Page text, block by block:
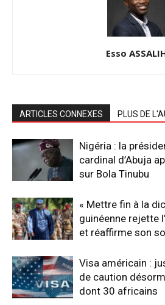
Esso
ARTICLES CONNEXES PLUS DE
Nigéria : la
cardinal d’Abuja
sur Bola Tinubu
« Mettre fin à la
guinéenne rejette
et réaffirme son
Visa américain :
de caution
dont 30 africains